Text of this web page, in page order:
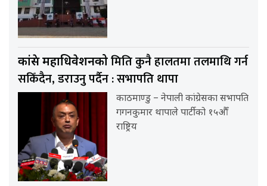
कांग्रेस महाधिवेशनकोमिति कुनै हालतमा तलमाथि गर्न
सकिँदैन, डराउनु पर्दैन : सभापति थापा
काठमाण्डु – नेपाली कांग्रेसका सभापति
गगनकुमार थापाले पार्टीको १५औँ
राष्ट्रिय